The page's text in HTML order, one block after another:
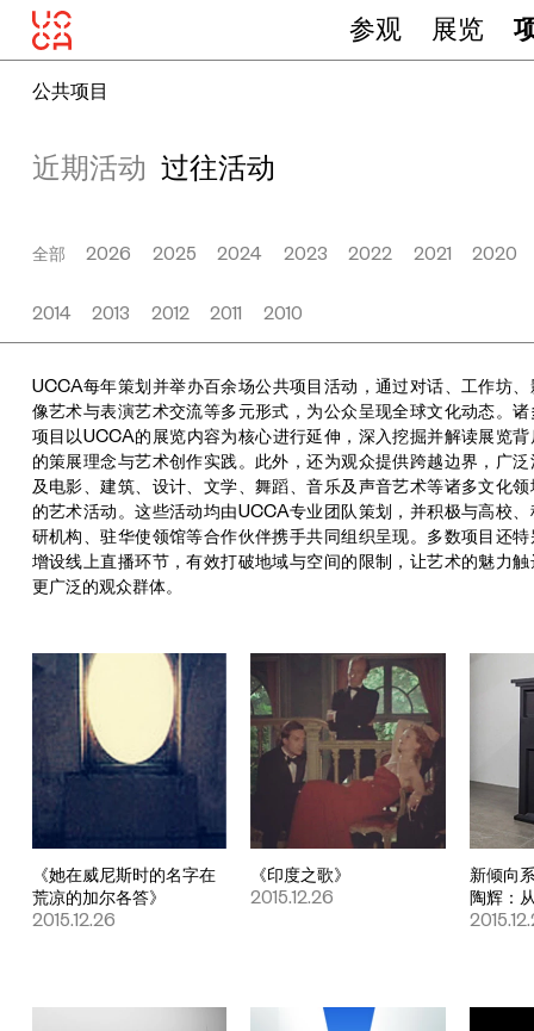
参观 展览
公共项目
近期活动 过往活动
全部 2026 2025 2024 2023 2022 2021 2020
2014 2013 2012 2011 2010
UCCA每年策划并举办百余场公共项目活动，通过对话、工作坊、
像艺术与表演艺术交流等多元形式，为公众呈现全球文化动态。诸
项目以UCCA的展览内容为核心进行延伸，深入挖掘并解读展览背
的策展理念与艺术创作实践。此外，还为观众提供跨越边界，广泛
及电影、建筑、设计、文学、舞蹈、音乐及声音艺术等诸多文化领
的艺术活动。这些活动均由UCCA专业团队策划，并积极与高校、
研机构、驻华使领馆等合作伙伴携手共同组织呈现。多数项目还特
增设线上直播环节，有效打破地域与空间的限制，让艺术的魅力触
更广泛的观众群体。
《她在威尼斯时的名字在
荒凉的加尔各答》
2015.12.26
《印度之歌》
2015.12.26
新倾向
陶辉：